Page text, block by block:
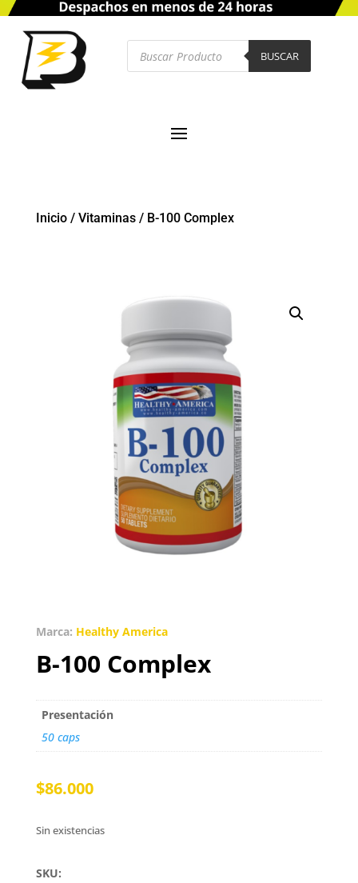
Búsqueda
productos
BUSCAR
Inicio/ Vitaminas/ B-100 Complex
Marca: Healthy America
B-100 Complex
Presentación
50 caps
$86.000
Sin existencias
SKU: